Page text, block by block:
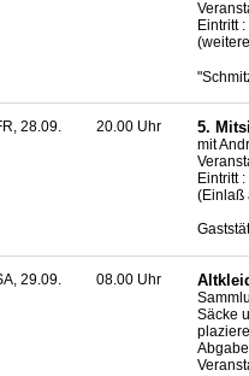
Eintritt
28.09. 20.00 Uhr 5.
mit
Eintritt
(Einlaß
29.09. 08.00 Uhr
Säcke